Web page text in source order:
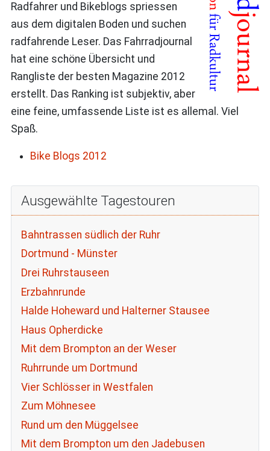
Radfahrer und Bikeblogs spriessen
aus dem digitalen Boden und suchen
radfahrende Leser. Das Fahrradjournal
hat eine schöne Übersicht und
Rangliste der besten Magazine 2012
erstellt. Das Ranking ist subjektiv, aber
eine feine, umfassende Liste ist es allemal. Viel
Spaß.
Bike Blogs 2012
Ausgewählte Tagestouren
Bahntrassen südlich der Ruhr
Dortmund - Münster
Drei Ruhrstauseen
Erzbahnrunde
Halde Hoheward und Halterner Stausee
Haus Opherdicke
Mit dem Brompton an der Weser
Ruhrrunde um Dortmund
Vier Schlösser in Westfalen
Zum Möhnesee
Rund um den Müggelsee
Mit dem Brompton um den Jadebusen